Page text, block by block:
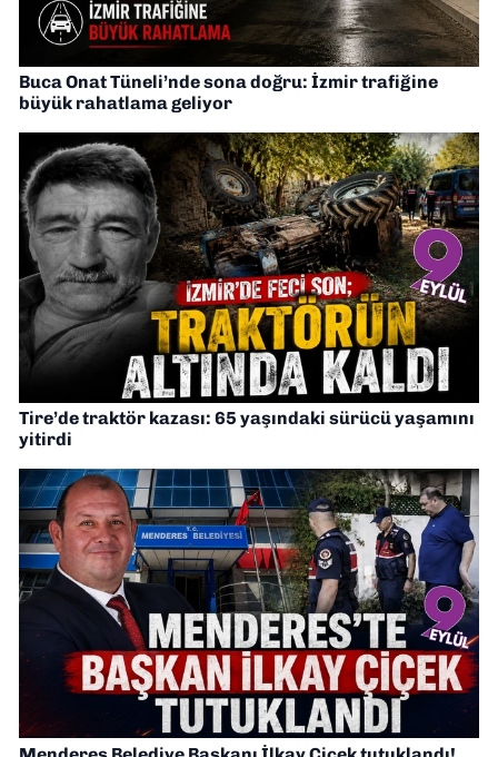
Buca Onat Tüneli’nde sona doğru: İzmir trafiğine
büyük rahatlama geliyor
Tire’de traktör kazası: 65 yaşındaki sürücü yaşamını
yitirdi